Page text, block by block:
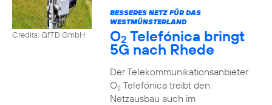
Credits: GfTD GmbH
BESSERES NETZ FÜR DAS
WESTMÜNSTERLAND
O2 Telefónica bringt
5G nach Rhede
Der Telekommunikationsanbieter
O2Telefónica treibt den
Netzausbau auch im